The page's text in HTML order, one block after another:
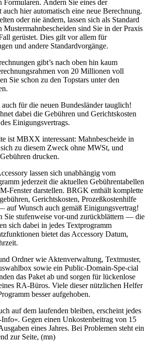
Formularen. Ändern Sie eines der
hier automatisch eine neue Berechnung.
oder nie ändern, lassen sich als Standard
sind Sie in der Praxis
gerüstet. Dies gilt vor allem für
und andere Standardvorgänge.
gibt’s nach oben hin kaum
von 20 Millionen voll
Sie schon zu den Topstars unter den
für die neuen Bundesländer tauglich!
dabei die Gebühren und Gerichtskosten
Einigungsvertrags.
ist MBXX interessant: Mahnbescheide in
sich zu diesem Zweck ohne MWSt, und
drucken.
lassen sich unabhängig vom
jederzeit die aktuellen Gebührentabellen
Fenster darstellen. BRGK enthält komplette
Gerichtskosten, Prozeßkostenhilfe
auf Wunsch auch gemäß Einigungsvertrag!
Sie stufenweise vor-und zurückblättern — die
sich dabei in jedes Textprogramm
bietet das Accessory Datum,
Ordner wie Aktenverwaltung, Textmuster,
sowie ein Public-Domain-Spe-cial
das Paket ab und sorgen für lückenlose
RA-Büros. Viele dieser nützlichen Helfer
besser aufgehoben.
auf dem laufenden bleiben, erscheint jedes
Gegen einen Unkostenbeitrag von 15
eines Jahres. Bei Problemen steht ein
zur Seite, (mn)